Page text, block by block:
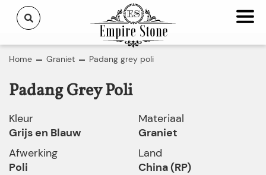
Home Graniet Padang grey poli
Padang Grey Poli
Kleur
Grijs en Blauw
Afwerking
Poli
Materiaal
Graniet
Land
China (RP)